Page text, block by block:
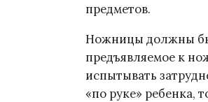
предметов.
Ножницы должны
предъявляемое к
испытывать
«по руке» ребенка,